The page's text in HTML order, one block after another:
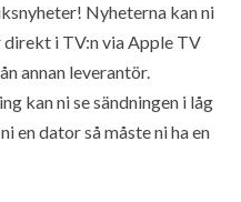
Nyheterna kan ni
direkt i TV:n via Apple TV
annan leverantör.
kan ni se sändningen i låg
en dator så måste ni ha en